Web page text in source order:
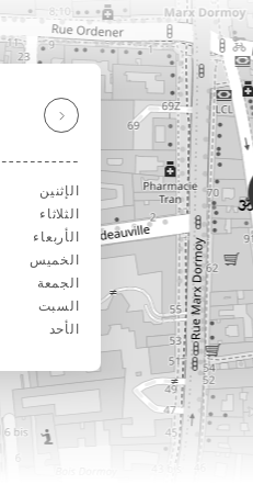
الإثنين
الثلاثاء
الأربعاء
الخميس
الجمعة
السبت
الأحد